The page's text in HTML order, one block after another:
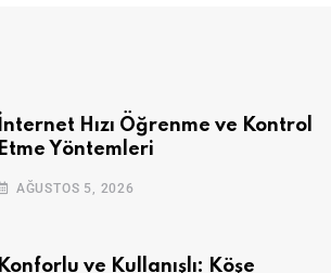
İnternet Hızı Öğrenme ve Kontrol
Etme Yöntemleri
AĞUSTOS 5, 2026
Konforlu ve Kullanışlı: Köşe